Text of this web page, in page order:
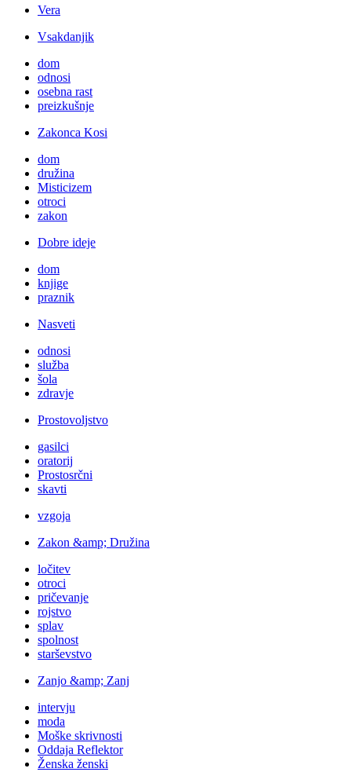
Vera
Vsakdanjik
dom
odnosi
osebna rast
preizkušnje
Zakonca Kosi
dom
družina
Misticizem
otroci
zakon
Dobre ideje
dom
knjige
praznik
Nasveti
odnosi
služba
šola
zdravje
Prostovoljstvo
gasilci
oratorij
Prostosrčni
skavti
vzgoja
Zakon &amp; Družina
ločitev
otroci
pričevanje
rojstvo
splav
spolnost
starševstvo
Zanjo &amp; Zanj
intervju
moda
Moške skrivnosti
Oddaja Reflektor
Ženska ženski